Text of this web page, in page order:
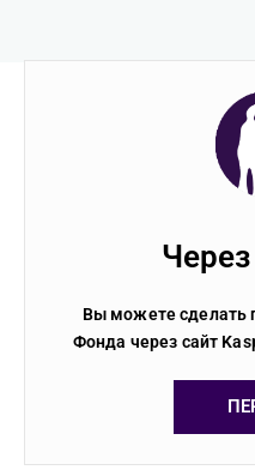
Вы можете сделать
Фонда через сайт